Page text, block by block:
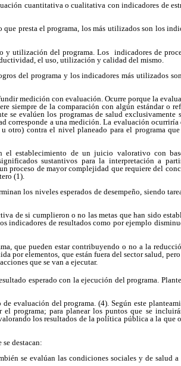
cuantitativa o cualitativa con indicadores de
presta el programa, los más utilizados son los
y utilización del programa. Los indicadores de
el uso, utilización y calidad del mismo.
del programa y los indicadores más utilizados
medición con evaluación. Ocurre porque la
siempre de la comparación con algún estándar o
se evalúen los programas de salud exclusivamente
corresponde a una medición. La evaluación ocurriría
otro) contra el nivel planeado para el programa que
el establecimiento de un juicio valorativo con
sustantivos para la interpretación a
proceso de mayor complejidad que requiere del
(1).
los niveles esperados de desempeño, siendo
de si cumplieron o no las metas que han sido
indicadores de resultados como por ejemplo
que pueden estar contribuyendo o no a la
por elementos, que están fuera del sector salud,
que se van a ejecutar.
esperado con la ejecución del programa.
evaluación del programa. (4). Según este
programa; para planear los puntos que se
los resultados de la política pública a la que
destacan:
se evalúan las condiciones sociales y de salud a